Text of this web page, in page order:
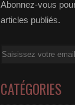
Abonnez-vous
articles publiés.
Email
CATÉGORIES